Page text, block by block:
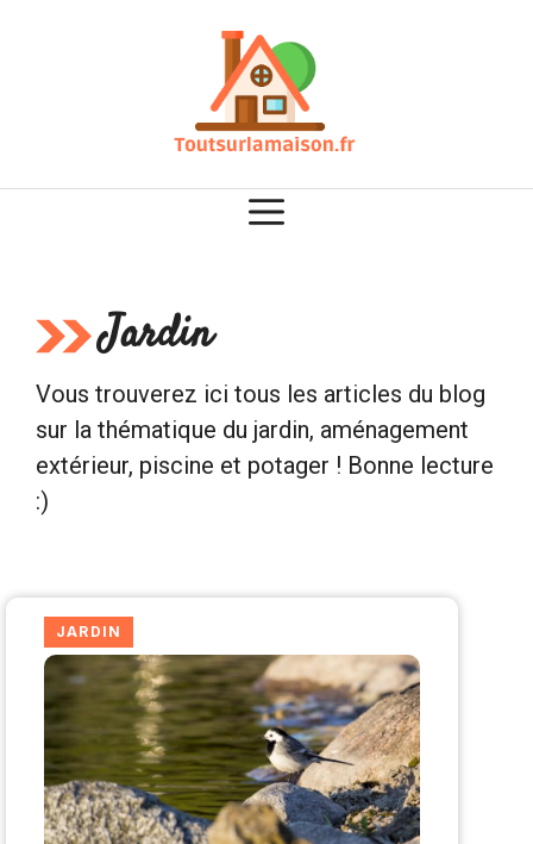
Jardin
Vous trouverez ici tous les articles du blog
sur la thématique du jardin, aménagement
extérieur, piscine et potager ! Bonne lecture
:)
JARDIN